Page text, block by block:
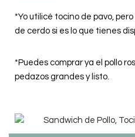
*Yo utilicé tocino de pavo,
de cerdo si es lo que tienes
*Puedes comprar ya el pollo
pedazos grandes y listo.